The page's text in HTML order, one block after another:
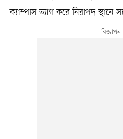
ক্যাম্পাস ত্যাগ করে নিরাপদ স্থানে